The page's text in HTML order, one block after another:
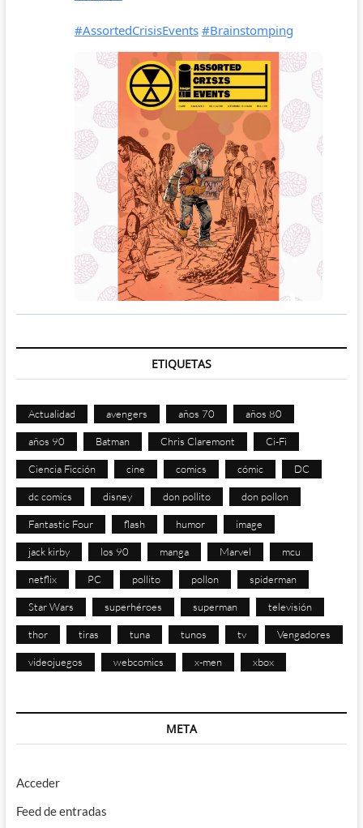
ETIQUETAS
Actualidad avengers años 70 años 80
años 90 Batman Chris Claremont Ci-Fi
Ciencia Ficción cine comics cómic DC
dc comics disney don pollito don pollon
Fantastic Four flash humor image
jack kirby los 90 manga Marvel mcu
netflix PC pollito pollon spiderman
Star Wars superhéroes superman televisión
thor tiras tuna tunos tv Vengadores
videojuegos webcomics x-men xbox
META
Acceder
Feed de entradas